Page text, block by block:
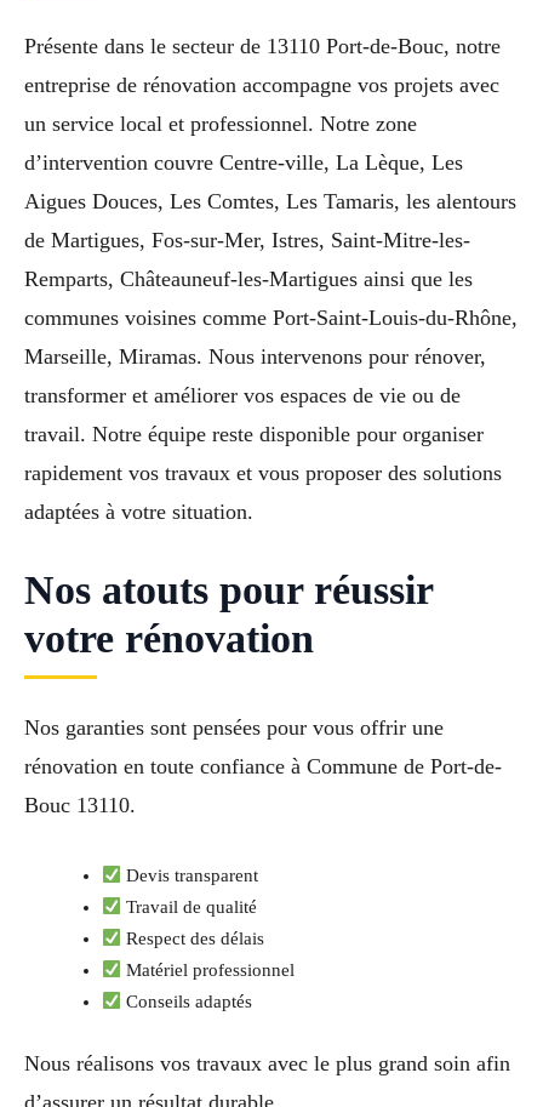
Présente dans le secteur de 13110 Port-de-Bouc, notre
entreprise de rénovation accompagne vos projets avec
un service local et professionnel. Notre zone
d’intervention couvre Centre-ville, La Lèque, Les
Aigues Douces, Les Comtes, Les Tamaris, les alentours
de Martigues, Fos-sur-Mer, Istres, Saint-Mitre-les-
Remparts, Châteauneuf-les-Martigues ainsi que les
communes voisines comme Port-Saint-Louis-du-Rhône,
Marseille, Miramas. Nous intervenons pour rénover,
transformer et améliorer vos espaces de vie ou de
travail. Notre équipe reste disponible pour organiser
rapidement vos travaux et vous proposer des solutions
adaptées à votre situation.
Nos atouts pour réussir
votre rénovation
Nos garanties sont pensées pour vous offrir une
rénovation en toute confiance à Commune de Port-de-
Bouc 13110.
Devis transparent
Travail de qualité
Respect des délais
Matériel professionnel
Conseils adaptés
Nous réalisons vos travaux avec le plus grand soin afin
d’assurer un résultat durable.